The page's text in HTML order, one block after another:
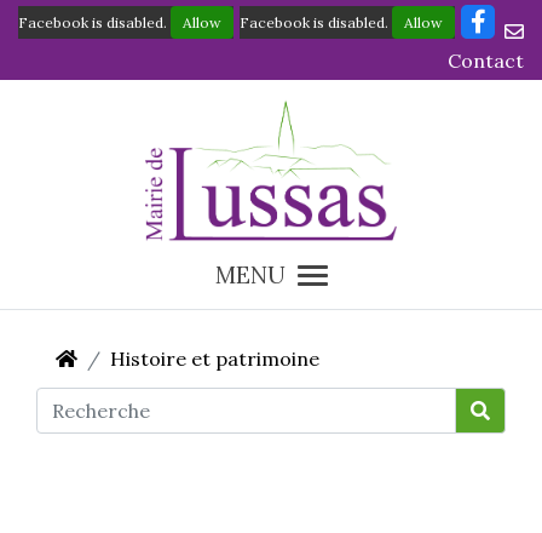
Facebook is disabled. Allow Facebook is disabled. Allow
Contact
MENU
Histoire et patrimoine